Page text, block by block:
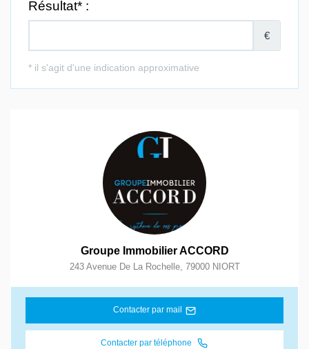
Groupe Immobilier ACCORD
243 Avenue De La Rochelle, 79000 NIORT
Contacter par mail
Contacter par téléphone